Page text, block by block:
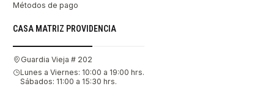
Métodos de pago
CASA MATRIZ PROVIDENCIA
Guardia Vieja # 202
Lunes a Viernes: 10:00 a 19:00 hrs.
Sábados: 11:00 a 15:30 hrs.